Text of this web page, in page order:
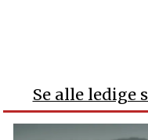
Se alle ledige